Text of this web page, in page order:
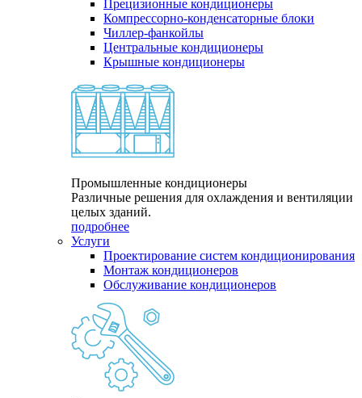
Прецизионные кондиционеры
Компрессорно-конденсаторные блоки
Чиллер-фанкойлы
Центральные кондиционеры
Крышные кондиционеры
Промышленные кондиционеры
Различные решения для охлаждения и вентиляции
целых зданий.
подробнее
Услуги
Проектирование систем кондиционирования
Монтаж кондиционеров
Обслуживание кондиционеров